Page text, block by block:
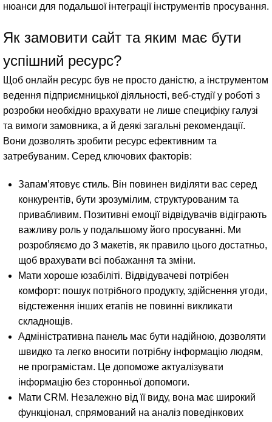
нюанси для подальшої інтеграції інструментів просування.
Як замовити сайт та яким має бути
успішний ресурс?
Щоб онлайн ресурс був не просто даністю, а інструментом
ведення підприємницької діяльності, веб-студії у роботі з
розробки необхідно врахувати не лише специфіку галузі
та вимоги замовника, а й деякі загальні рекомендації.
Вони дозволять зробити ресурс ефективним та
затребуваним. Серед ключових факторів:
Запам’ятовує стиль. Він повинен виділяти вас серед
конкурентів, бути зрозумілим, структурованим та
привабливим. Позитивні емоції відвідувачів відіграють
важливу роль у подальшому його просуванні. Ми
розробляємо до 3 макетів, як правило цього достатньо,
щоб врахувати всі побажання та зміни.
Мати хороше юзабіліті. Відвідувачеві потрібен
комфорт: пошук потрібного продукту, здійснення угоди,
відстеження інших етапів не повинні викликати
складнощів.
Адміністративна панель має бути надійною, дозволяти
швидко та легко вносити потрібну інформацію людям,
не програмістам. Це допоможе актуалізувати
інформацію без сторонньої допомоги.
Мати CRM. Незалежно від її виду, вона має широкий
функціонал, спрямований на аналіз поведінкових